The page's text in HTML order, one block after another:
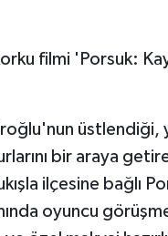
filmi 'Porsuk:
bir araya
ilçesine bağlı
oyuncu